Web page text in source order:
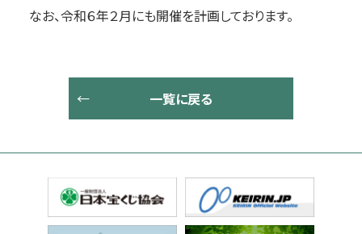
なお、令和６年２月にも開催を計画しております。
一覧に戻る